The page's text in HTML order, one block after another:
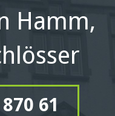
Hamm,
61